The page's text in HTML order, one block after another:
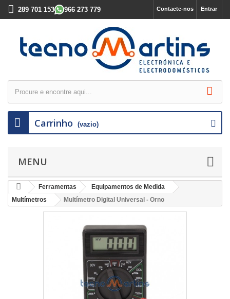
Entrar
Contacte-nos
289 701 153 966 273 779
Carrinho (vazio)
MENU
Ferramentas
Equipamentos de Medida
Multímetros
Multímetro Digital Universal - Orno